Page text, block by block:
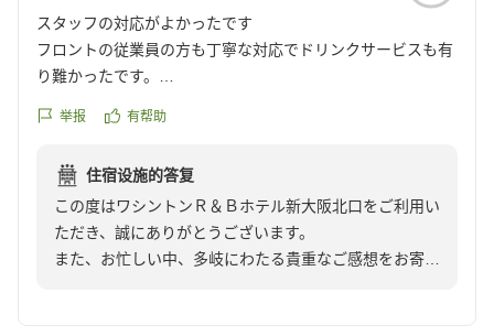
その点があってもここのホテルが好きなのでまた泊まりに来
ます!!
クチコミの詳細はこちらから
https://review.travel.rakuten.co.jp/hotel/voice/165046?
reviewId=33123478481489
スタッフの対応がよかったです
フロントの従業員の方も丁寧な対応でドリンクサービスも有
り難かったです。
かったです。
綿素材だと使ったと思います。あとは、歯ブラシが柔らか過
ぎて磨きづらかった点、浴槽は水量調節のせいかお湯はりに
少し時間がかかる点、浴槽の排水も少し気になりました。
ベッドサイドにも時計がないので置いてあるといいなぁと感
举报 有帮助
住宿设施的答复
この度はワシントンＲ＆Ｂホテル新大阪北口をご利用い
ただき、誠にありがとうございます。
また、お忙しい中、多岐にわたる貴重なご感想をお寄せ